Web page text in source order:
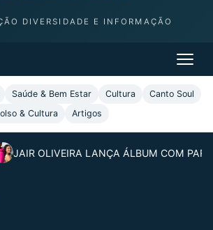
DIVERSIDADE E INFORMAÇÃO
Saúde & Bem Estar Cultura
Canto Soul
& Cultura Artigos
JAIR OLIVEIRA LANÇA ÁLBUM COM